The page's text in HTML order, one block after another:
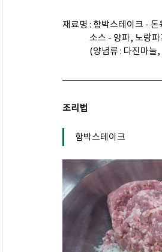
재료명 : 함박스테이크 -
소스 -
(양념류
조리법
함박스테이크